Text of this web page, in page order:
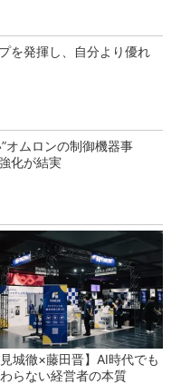
を発揮し、自分より優れ
オムロンの制御機器事
化が結実
見城徹×藤田晋】AI時代でも
らない経営者の本質